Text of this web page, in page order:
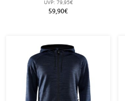
UVP: 79,95€
59,90€